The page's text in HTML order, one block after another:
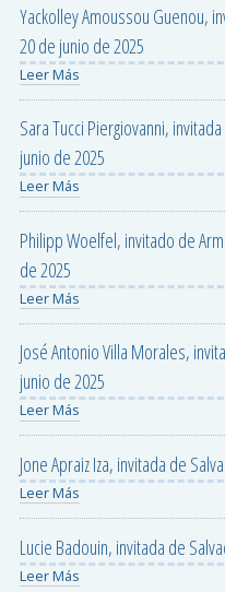
Yackolley Amoussou Guenou,
20 de junio de 2025
Leer Más
Sara Tucci Piergiovanni,
junio de 2025
Leer Más
Philipp Woelfel, invitado de
de 2025
Leer Más
José Antonio Villa Morales,
junio de 2025
Leer Más
Jone Apraiz Iza, invitada de
Leer Más
Lucie Badouin, invitada de
Leer Más